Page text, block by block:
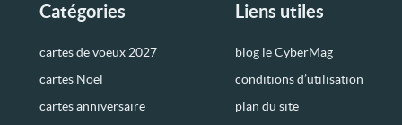
Catégories
cartes de voeux 2027
cartes Noël
cartes anniversaire
Liens utiles
blog le CyberMag
conditions d’utilisation
plan du site